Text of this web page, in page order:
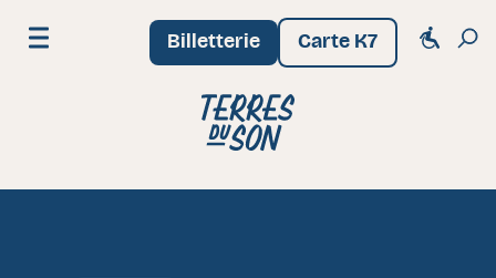
Festival Terres du Son
Menu
Billetterie Carte K7